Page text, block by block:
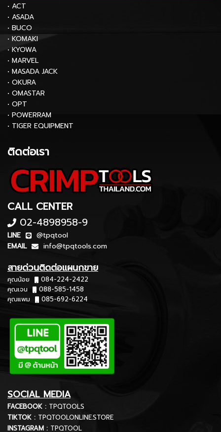
• ACT
• ASADA
• BUCO
• KOMAKI
• KYOWA
• MARVEL
• MASADA JACK
• OKURA
• OMASTAR
• OPT
• POWERRAM
• TIGER EQUIPMENT
ติดต่อเรา
CALL CENTER
02-4898958-9
LINE
@tpqtool
EMAIL
info@tpqtools.com
สายด่วนติดต่อแผนกขาย
คุณน้อย
084-224-2422
คุณเจน
088-585-1458
คุณแพม
085-692-6224
SOCIAL MEDIA
FACEBOOK : TPQTOOLS
TIKTOK : TPQTOOLONLINE.STORE
INSTAGRAM : TPQTOOL